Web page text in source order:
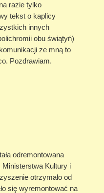
razie tylko
tekst o kaplicy
innych
obu świątyń)
ze mną to
Pozdrawiam.
odremontowana
Ministerstwa Kultury i
otrzymało od
się wyremontować na